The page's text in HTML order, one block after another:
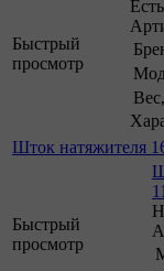
Быстрый
просмотр
Шток натяжителя
Быстрый
просмотр